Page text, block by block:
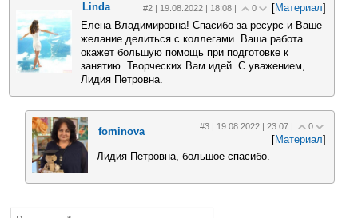
Linda #2 | 19.08.2022 | 18:08 | 0 [Материал]
Елена Владимировна! Спасибо за ресурс и Ваше
желание делиться с коллегами. Ваша работа
окажет большую помощь при подготовке к
занятию. Творческих Вам идей. С уважением,
Лидия Петровна.
fominova #3 | 19.08.2022 | 23:07 | 0
[Материал]
Лидия Петровна, большое спасибо.